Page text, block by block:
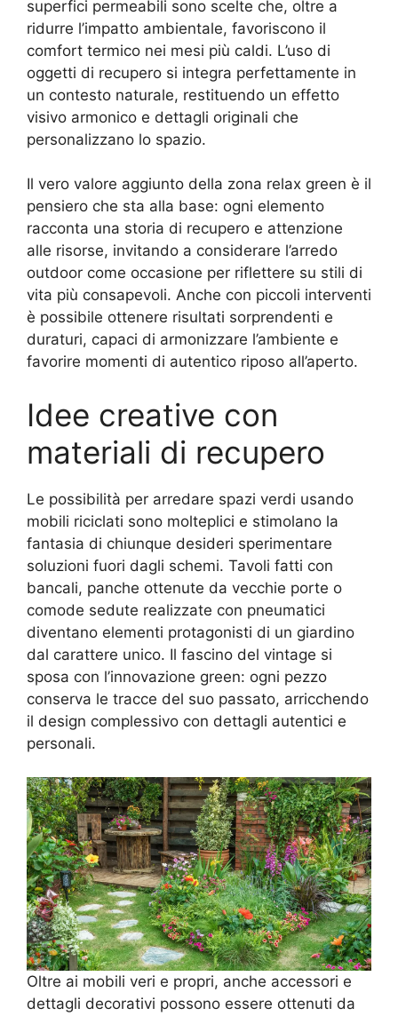
superfici permeabili sono scelte che, oltre a
ridurre l’impatto ambientale, favoriscono il
comfort termico nei mesi più caldi. L’uso di
oggetti di recupero si integra perfettamente in
un contesto naturale, restituendo un effetto
visivo armonico e dettagli originali che
personalizzano lo spazio.
Il vero valore aggiunto della zona relax green è il
pensiero che sta alla base: ogni elemento
racconta una storia di recupero e attenzione
alle risorse, invitando a considerare l’arredo
outdoor come occasione per riflettere su stili di
vita più consapevoli. Anche con piccoli interventi
è possibile ottenere risultati sorprendenti e
duraturi, capaci di armonizzare l’ambiente e
favorire momenti di autentico riposo all’aperto.
Idee creative con
materiali di recupero
Le possibilità per arredare spazi verdi usando
mobili riciclati sono molteplici e stimolano la
fantasia di chiunque desideri sperimentare
soluzioni fuori dagli schemi. Tavoli fatti con
bancali, panche ottenute da vecchie porte o
comode sedute realizzate con pneumatici
diventano elementi protagonisti di un giardino
dal carattere unico. Il fascino del vintage si
sposa con l’innovazione green: ogni pezzo
conserva le tracce del suo passato, arricchendo
il design complessivo con dettagli autentici e
personali.
Oltre ai mobili veri e propri, anche accessori e
dettagli decorativi possono essere ottenuti da